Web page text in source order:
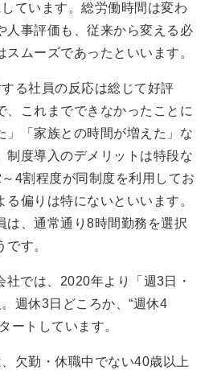
ています。総労働時間は変わ
人事評価も、従来から変える必
ムーズであったといいます。
る社員の反応は総じて好評
、これまでできなかったことに
」「家族との時間が増えた」な
制度導入のデメリットは特段な
4割程度が同制度を利用してお
る偏りは特にないといいます。
は、通常通り8時間勤務を選択
す。
では、2020年より「週3日・
週休3日どころか、“週休4
ートしています。
欠勤・休職中でない40歳以上